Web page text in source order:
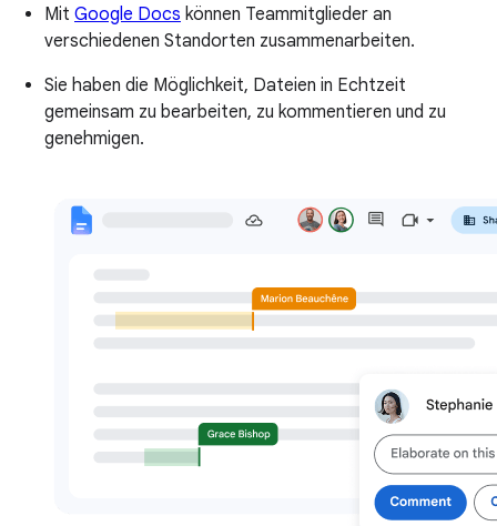
Mit Google Docs können Teammitglieder an
verschiedenen Standorten zusammenarbeiten.
Sie haben die Möglichkeit, Dateien in Echtzeit
gemeinsam zu bearbeiten, zu kommentieren und zu
genehmigen.